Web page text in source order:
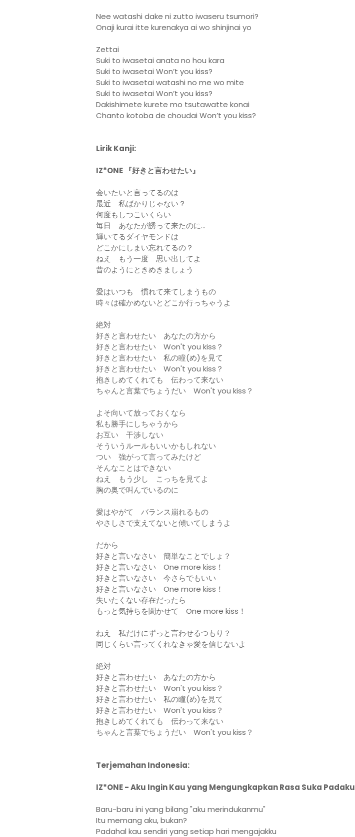
Nee watashi dake ni zutto iwaseru tsumori?
Onaji kurai itte kurenakya ai wo shinjinai yo
Zettai
Suki to iwasetai anata no hou kara
Suki to iwasetai Won’t you kiss?
Suki to iwasetai watashi no me wo mite
Suki to iwasetai Won’t you kiss?
Dakishimete kurete mo tsutawatte konai
Chanto kotoba de choudai Won’t you kiss?
Lirik Kanji:
IZ*ONE 『好きと言わせたい』
会いたいと言ってるのは
最近 私ばかりじゃない？
何度もしつこいくらい
毎日 あなたが誘って来たのに…
輝いてるダイヤモンドは
どこかにしまい忘れてるの？
ねえ もう一度 思い出してよ
昔のようにときめきましょう
愛はいつも 慣れて来てしまうもの
時々は確かめないとどこか行っちゃうよ
絶対
好きと言わせたい あなたの方から
好きと言わせたい Won't you kiss？
好きと言わせたい 私の瞳(め)を見て
好きと言わせたい Won't you kiss？
抱きしめてくれても 伝わって来ない
ちゃんと言葉でちょうだい Won't you kiss？
よそ向いて放っておくなら
私も勝手にしちゃうから
お互い 干渉しない
そういうルールもいいかもしれない
つい 強がって言ってみたけど
そんなことはできない
ねえ もう少し こっちを見てよ
胸の奥で叫んでいるのに
愛はやがて バランス崩れるもの
やさしさで支えてないと傾いてしまうよ
だから
好きと言いなさい 簡単なことでしょ？
好きと言いなさい One more kiss！
好きと言いなさい 今さらでもいい
好きと言いなさい One more kiss！
失いたくない存在だったら
もっと気持ちを聞かせて One more kiss！
ねえ 私だけにずっと言わせるつもり？
同じくらい言ってくれなきゃ愛を信じないよ
絶対
好きと言わせたい あなたの方から
好きと言わせたい Won't you kiss？
好きと言わせたい 私の瞳(め)を見て
好きと言わせたい Won't you kiss？
抱きしめてくれても 伝わって来ない
ちゃんと言葉でちょうだい Won't you kiss？
Terjemahan Indonesia:
IZ*ONE - Aku Ingin Kau yang Mengungkapkan Rasa Suka Padaku
Baru-baru ini yang bilang "aku merindukanmu"
Itu memang aku, bukan?
Padahal kau sendiri yang setiap hari mengajakku